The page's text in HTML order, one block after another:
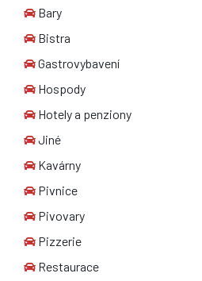
Bary
Bistra
Gastrovybavení
Hospody
Hotely a penziony
Jiné
Kavárny
Pivnice
Pivovary
Pizzerie
Restaurace